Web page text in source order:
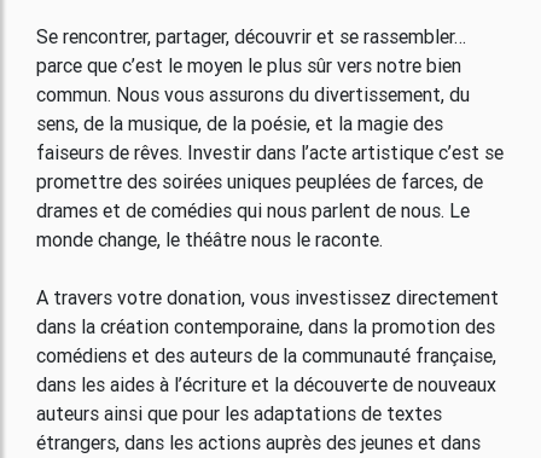
Se rencontrer, partager, découvrir et se rassembler…
parce que c’est le moyen le plus sûr vers notre bien
commun. Nous vous assurons du divertissement, du
sens, de la musique, de la poésie, et la magie des
faiseurs de rêves. Investir dans l’acte artistique c’est se
promettre des soirées uniques peuplées de farces, de
drames et de comédies qui nous parlent de nous. Le
monde change, le théâtre nous le raconte.
A travers votre donation, vous investissez directement
dans la création contemporaine, dans la promotion des
comédiens et des auteurs de la communauté française,
dans les aides à l’écriture et la découverte de nouveaux
auteurs ainsi que pour les adaptations de textes
étrangers, dans les actions auprès des jeunes et dans